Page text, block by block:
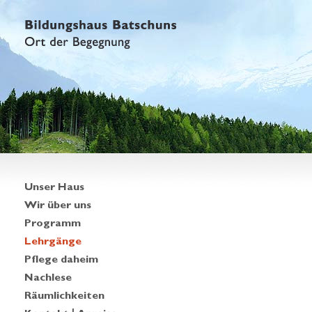
Unser Haus
Wir über uns
Programm
Lehrgänge
Pflege daheim
Nachlese
Räumlichkeiten